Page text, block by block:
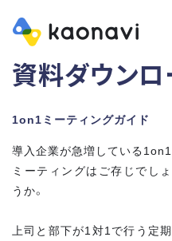
資料ダウンロ
1on1ミーティングガイド
導入企業が急増している1on1
ミーティングはご存じでしょ
うか。
上司と部下が1対1で行う定期